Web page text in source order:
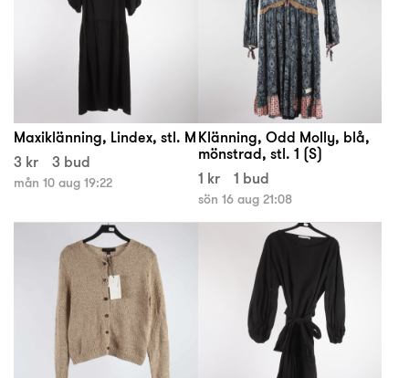
Maxiklänning, Lindex, stl. M
3 kr
3 bud
mån 10 aug 19:22
Klänning, Odd Molly, blå,
mönstrad, stl. 1 (S)
1 kr
1 bud
sön 16 aug 21:08